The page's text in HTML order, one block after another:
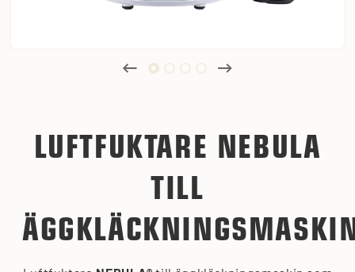
LUFTFUKTARE NEBULA
TILL